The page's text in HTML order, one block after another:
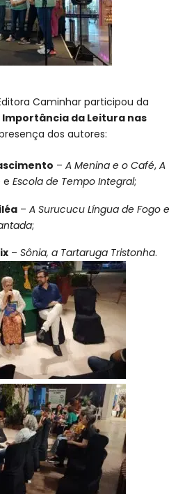
Caminhar participou da
Importância da Leitura nas
dos autores:
– A Menina e o Café, A
e Escola de Tempo Integral;
– A Surucucu Língua de Fogo e
;
– Sônia, a Tartaruga Tristonha.